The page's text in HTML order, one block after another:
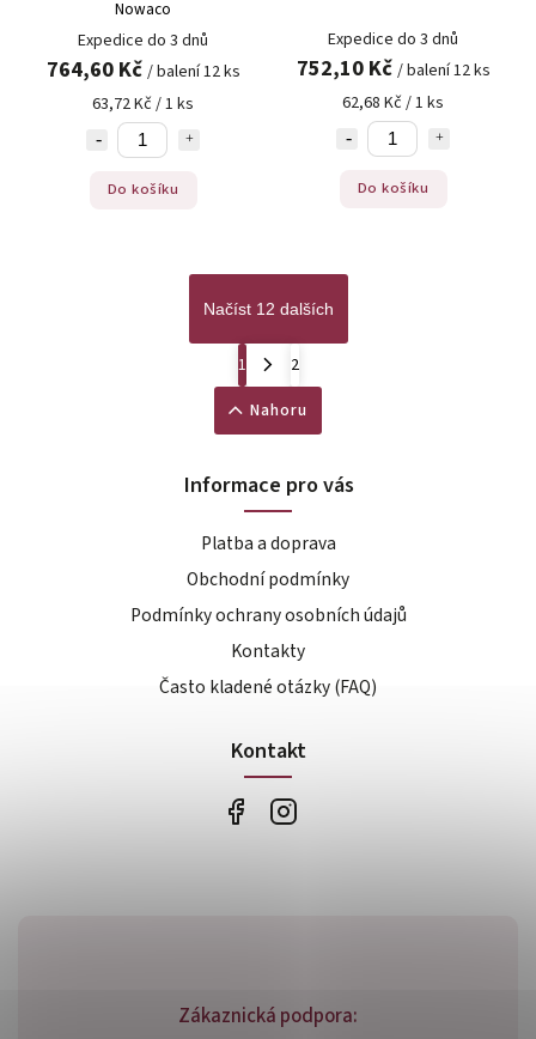
Nowaco
Expedice do 3 dnů
764,60 Kč / balení 12 ks
63,72 Kč / 1 ks
Do košíku
Expedice do 3 dnů
752,10 Kč / balení 12 ks
62,68 Kč / 1 ks
Do košíku
Načíst 12 dalších
1
2
Nahoru
Zákaznická podpora:
Informace pro vás
Platba a doprava
Obchodní podmínky
Podmínky ochrany osobních údajů
Kontakty
Často kladené otázky (FAQ)
Kontakt